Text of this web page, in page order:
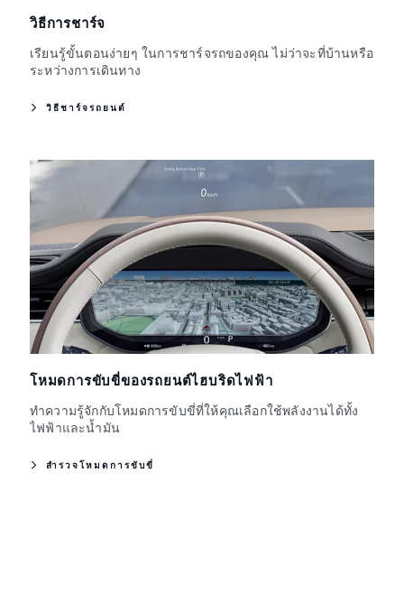
วิธีการชาร์จ
เรียนรู้ขั้นตอนง่ายๆ ในการชาร์จรถของคุณ ไม่ว่าจะที่บ้านหรือ
ระหว่างการเดินทาง
วิธีชาร์จรถยนต์
โหมดการขับขี่ของรถยนต์ไฮบริดไฟฟ้า
ทำความรู้จักกับโหมดการขับขี่ที่ให้คุณเลือกใช้พลังงานได้ทั้ง
ไฟฟ้าและน้ำมัน
สำรวจโหมดการขับขี่